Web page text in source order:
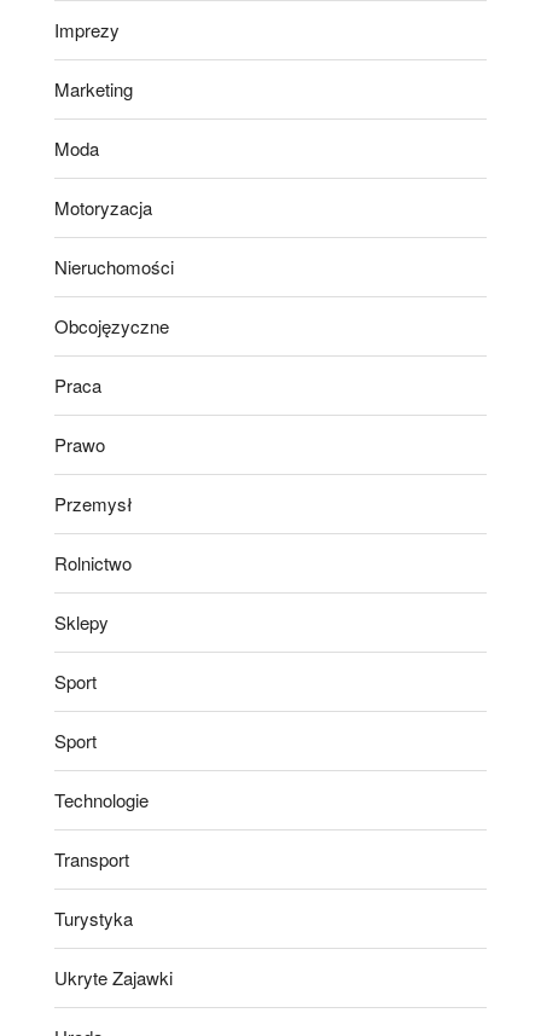
Imprezy
Marketing
Moda
Motoryzacja
Nieruchomości
Obcojęzyczne
Praca
Prawo
Przemysł
Rolnictwo
Sklepy
Sport
Sport
Technologie
Transport
Turystyka
Ukryte Zajawki